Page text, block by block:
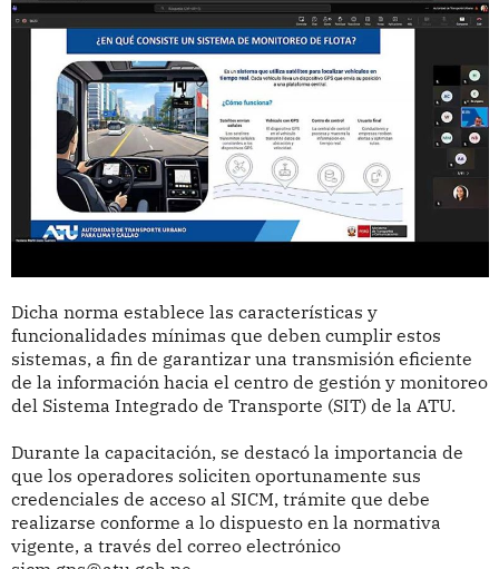
Dicha norma establece las características y
funcionalidades mínimas que deben cumplir estos
sistemas, a fin de garantizar una transmisión eficiente
de la información hacia el centro de gestión y monitoreo
del Sistema Integrado de Transporte (SIT) de la ATU.
Durante la capacitación, se destacó la importancia de
que los operadores soliciten oportunamente sus
credenciales de acceso al SICM, trámite que debe
realizarse conforme a lo dispuesto en la normativa
vigente, a través del correo electrónico